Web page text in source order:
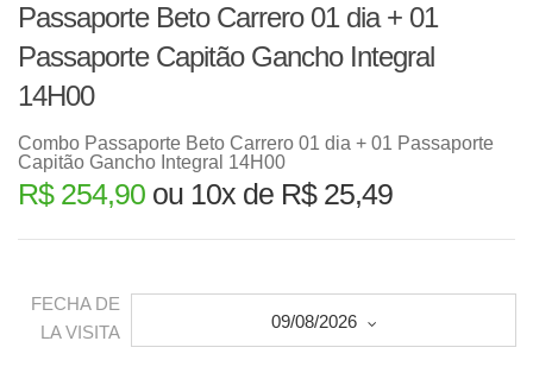
Passaporte Beto Carrero 01 dia + 01
Passaporte Capitão Gancho Integral
14H00
Combo Passaporte Beto Carrero 01 dia + 01 Passaporte
Capitão Gancho Integral 14H00
R$ 254,90 ou 10x de R$ 25,49
FECHA DE
LA VISITA
09/08/2026